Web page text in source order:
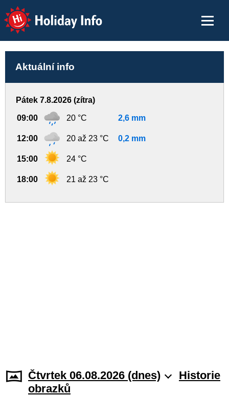
Holiday Info
Aktuální info
Pátek 7.8.2026 (zítra)
09:00 20 °C 2,6 mm
12:00 20 až 23 °C 0,2 mm
15:00 24 °C
18:00 21 až 23 °C
Čtvrtek 06.08.2026 (dnes)
Historie
obrazků